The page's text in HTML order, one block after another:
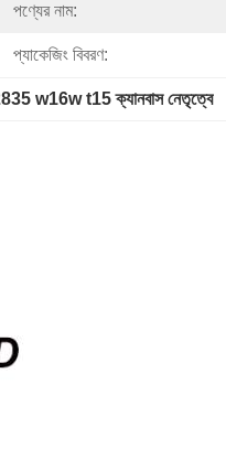
পণ্যের নাম:
প্যাকেজিং বিবরণ:
w16w t15 ক্যানবাস নেতৃত্বে